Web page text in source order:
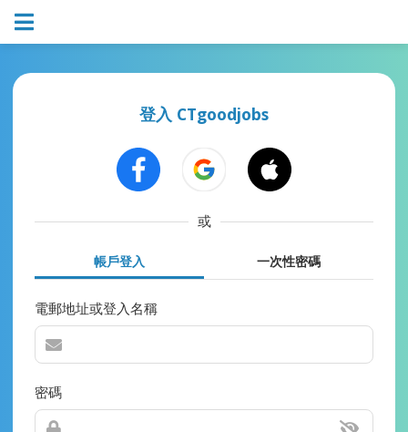
登入 CTgoodjobs
或
帳戶登入 一次性密碼
電郵地址或登入名稱
密碼